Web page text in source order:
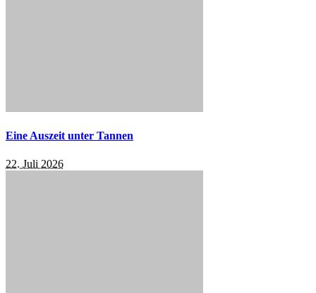
Eine Auszeit unter Tannen
22. Juli 2026